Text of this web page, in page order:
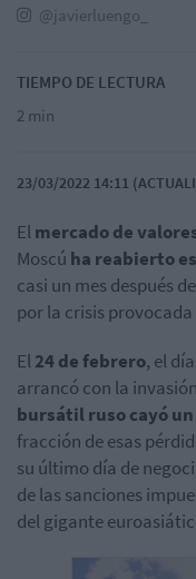
@javierluengo_
TIEMPO DE LECTURA
2 min
23/03/2022 14:11
Elmercado de
Moscú ha reabierto
casi un mes después
por la crisis
El24 de febrero, el
arrancó con la
bursátil ruso cayó un
fracción de esas
su último día de
de las sanciones
del gigante